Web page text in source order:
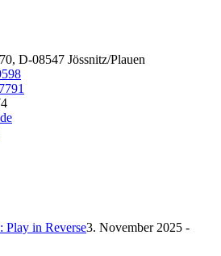
D-08547 Jössnitz/Plauen
Play in Reverse3. November 2025 -